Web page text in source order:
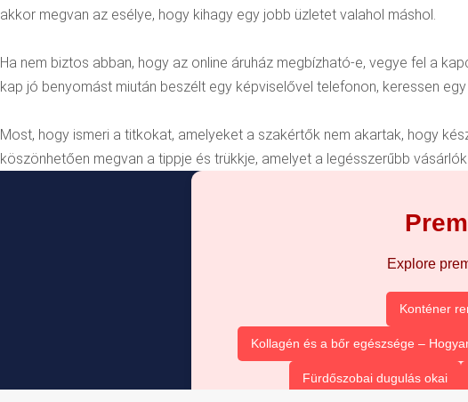
akkor megvan az esélye, hogy kihagy egy jobb üzletet valahol máshol.
Ha nem biztos abban, hogy az online áruház megbízható-e, vegye fel a
kap jó benyomást miután beszélt egy képviselővel telefonon, keressen egy
Most, hogy ismeri a titkokat, amelyeket a szakértők nem akartak, hogy
köszönhetően megvan a tippje és trükkje, amelyet a legésszerűbb
Explore
Konténer
Kollagén és a bőr egészsége –
Fürdőszobai dugulás okai